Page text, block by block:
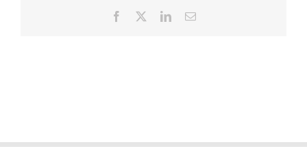
Facebook LinkedInCorreo